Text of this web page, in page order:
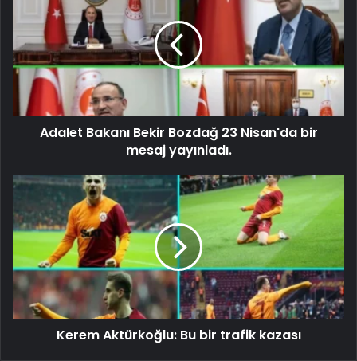
Adalet Bakanı Bekir Bozdağ 23 Nisan'da bir
mesaj yayınladı.
Kerem Aktürkoğlu: Bu bir trafik kazası